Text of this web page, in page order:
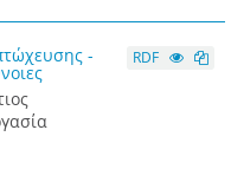
- RDF